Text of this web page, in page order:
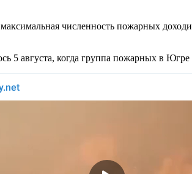
численность пожарных
5 августа, когда группа пожарных в